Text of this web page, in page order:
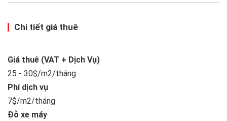
Chi tiết giá thuê
Giá thuê (VAT + Dịch Vụ)
25 - 30$/m2/tháng
Phí dịch vụ
7$/m2/tháng
Đỗ xe máy